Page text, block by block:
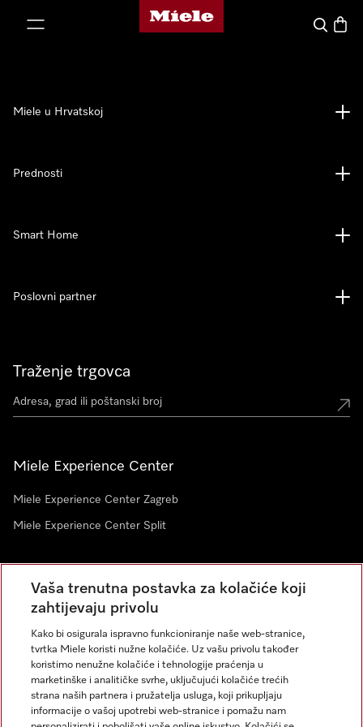
Miele početna stranica
Pretraga
Traženje trgovca
Miele Experience Center
Miele Experience Center Zagreb
Miele Experience Center Split
Newsletter
Miele u Hrvatskoj
Prednosti
Smart Home
Poslovni partner
Vaša trenutna postavka za kolačiće koji
zahtijevaju privolu
Kako bi osigurala ispravno funkcioniranje naše web-stranice,
tvrtka Miele koristi nužne kolačiće. Uz vašu privolu također
koristimo nenužne kolačiće i tehnologije praćenja u
marketinške i analitičke svrhe, uključujući kolačiće trećih
strana naših partnera i pružatelja usluga, koji prikupljaju
informacije o vašoj upotrebi web-stranice i pomažu nam